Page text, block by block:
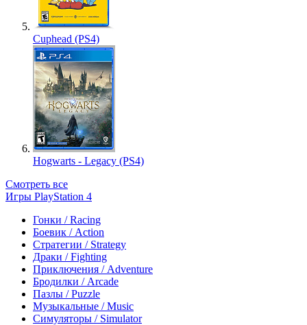
Cuphead (PS4)
Hogwarts - Legacy (PS4)
Смотреть все
Игры PlayStation 4
Гонки / Racing
Боевик / Action
Стратегии / Strategy
Драки / Fighting
Приключения / Adventure
Бродилки / Arcade
Пазлы / Puzzle
Музыкальные / Music
Симуляторы / Simulator